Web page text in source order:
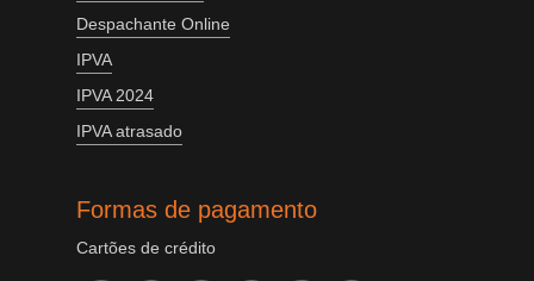
Despachante Online
IPVA
IPVA 2024
IPVA atrasado
Formas de pagamento
Cartões de crédito